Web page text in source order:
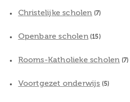
Christelijke scholen (7)
Openbare scholen(15)
Rooms-Katholieke scholen (7)
Voortgezet onderwijs (5)